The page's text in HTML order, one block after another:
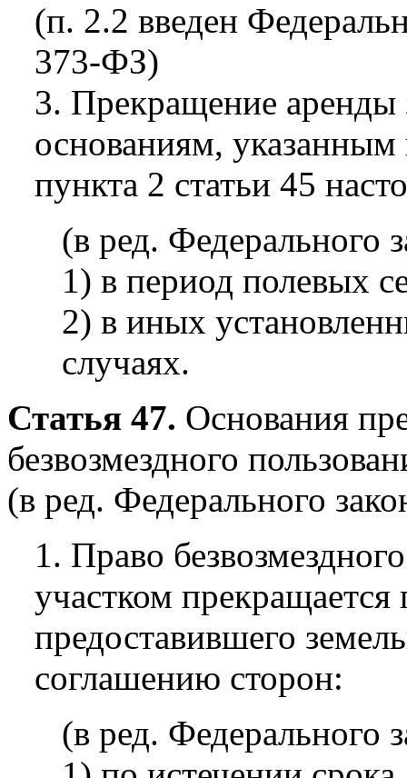
(п. 2.2 введен
373-ФЗ)
3. Прекращение аренды
основаниям, указанным
пункта 2 статьи 45
(в ред. Федерального
1) в период полевых
2) в иных
случаях.
Статья 47. Основания
безвозмездного
(в ред. Федерального
1. Право
участком
предоставившего
соглашению сторон:
(в ред. Федерального